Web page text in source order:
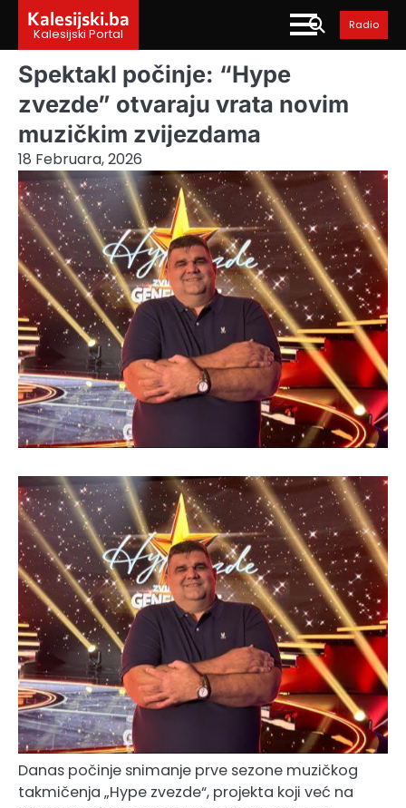
content
Kalesijski.ba
Kalesijski Portal
Radio
Spektakl počinje: “Hype
zvezde” otvaraju vrata novim
muzičkim zvijezdama
18 Februara, 2026
Danas počinje snimanje prve sezone muzičkog
takmičenja „Hype zvezde“, projekta koji već na